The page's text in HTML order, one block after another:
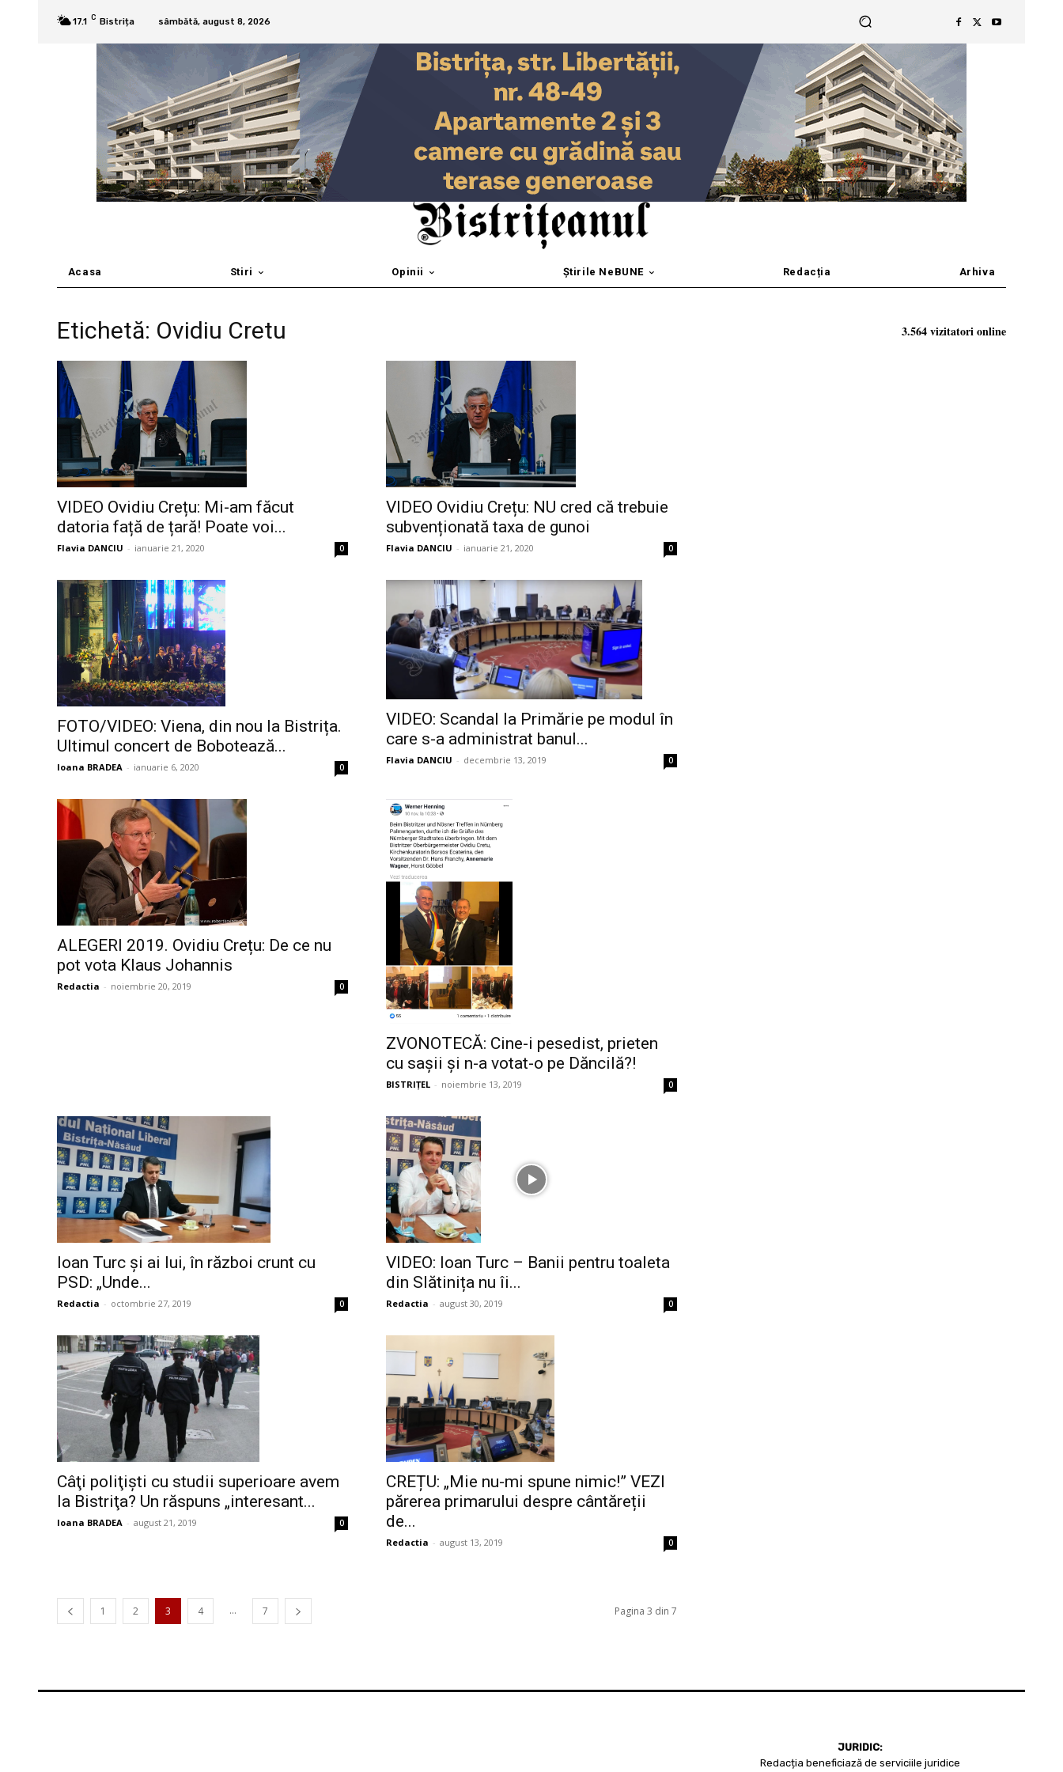
17.1 C Bistrița sâmbătă, august 8, 2026
Acasa Stiri Opinii Știrile NeBUNE Redacția Arhiva
Etichetă: Ovidiu Cretu
VIDEO Ovidiu Crețu: Mi-am făcut
datoria față de țară! Poate voi...
Flavia DANCIU - ianuarie 21, 2020 0
VIDEO Ovidiu Crețu: NU cred că trebuie
subvenționată taxa de gunoi
Flavia DANCIU - ianuarie 21, 2020 0
FOTO/VIDEO: Viena, din nou la Bistrița.
Ultimul concert de Bobotează...
Ioana BRADEA - ianuarie 6, 2020 0
VIDEO: Scandal la Primărie pe modul în
care s-a administrat banul...
Flavia DANCIU - decembrie 13, 2019 0
ALEGERI 2019. Ovidiu Crețu: De ce nu
pot vota Klaus Johannis
Redactia - noiembrie 20, 2019 0
ZVONOTECĂ: Cine-i pesedist, prieten
cu sașii și n-a votat-o pe Dăncilă?!
BISTRIȚEL - noiembrie 13, 2019 0
Ioan Turc și ai lui, în război crunt cu
PSD: „Unde...
Redactia - octombrie 27, 2019 0
VIDEO: Ioan Turc – Banii pentru toaleta
din Slătinița nu îi...
Redactia - august 30, 2019 0
Câţi poliţişti cu studii superioare avem
la Bistriţa? Un răspuns „interesant...
Ioana BRADEA - august 21, 2019 0
CREȚU: „Mie nu-mi spune nimic!” VEZI
părerea primarului despre cântăreții
de...
Redactia - august 13, 2019 0
1 2 3 4 ... 7 Pagina 3 din 7
3.564 vizitatori online
JURIDIC:
Redacția beneficiază de serviciile juridice